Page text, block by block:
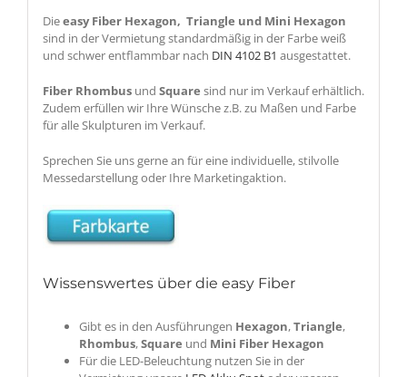
Dieeasy Fiber Hexagon, Triangle und Mini Hexagon
sind in der Vermietung standardmäßig in der Farbe weiß
und schwer entflammbar nach DIN 4102 B1 ausgestattet.
Fiber Rhombusund Square sind nur im Verkauf erhältlich.
Zudem erfüllen wir Ihre Wünsche z.B. zu Maßen und Farbe
für alle Skulpturen im Verkauf.
Sprechen Sie uns gerne an für eine individuelle, stilvolle
Messedarstellung oder Ihre Marketingaktion.
Wissenswertes über die easy Fiber
Gibt es in den Ausführungen Hexagon,Triangle,
Rhombus,Square und Mini Fiber Hexagon
Für die LED-Beleuchtung nutzen Sie in der